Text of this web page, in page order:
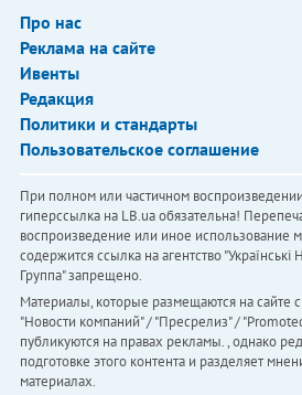
Про нас
Реклама на сайте
Ивенты
Редакция
Политики и стандарты
Пользовательское соглашение
При полном или частичном
гиперссылка на LB.ua обязательна!
воспроизведение или иное использование
содержится ссылка на агентство
Группа" запрещено.
Материалы, которые размещаются на сайте
"Новости компаний" / "Пресрелиз" /
публикуются на правах рекламы. , однако
подготовке этого контента и разделяет
материалах.